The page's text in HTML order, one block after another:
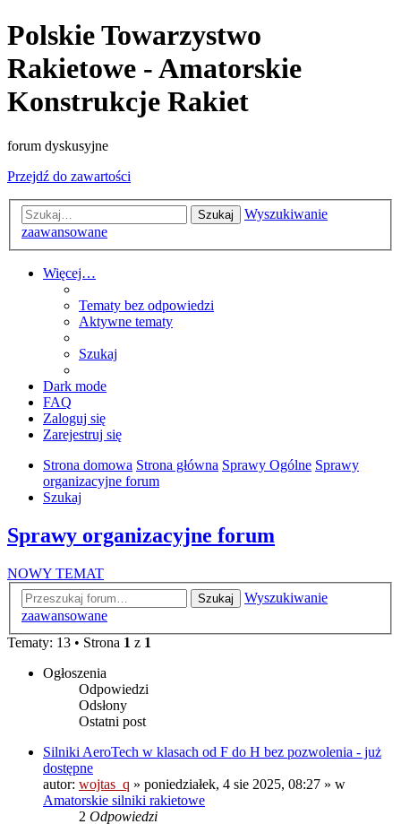
Polskie Towarzystwo
Rakietowe - Amatorskie
Konstrukcje Rakiet
forum dyskusyjne
Przejdź do zawartości
Szukaj
Wyszukiwanie
zaawansowane
Więcej…
Tematy bez odpowiedzi
Aktywne tematy
Szukaj
Dark mode
FAQ
Zaloguj się
Zarejestruj się
Strona domowa Strona główna Sprawy Ogólne Sprawy
organizacyjne forum
Szukaj
Sprawy organizacyjne forum
NOWY TEMAT
Szukaj
Wyszukiwanie
zaawansowane
Tematy: 13 • Strona 1 z 1
Ogłoszenia
Odpowiedzi
Odsłony
Ostatni post
Silniki AeroTech w klasach od F do H bez pozwolenia - już
dostępne
autor: wojtas_q » poniedziałek, 4 sie 2025, 08:27 » w
Amatorskie silniki rakietowe
2 Odpowiedzi